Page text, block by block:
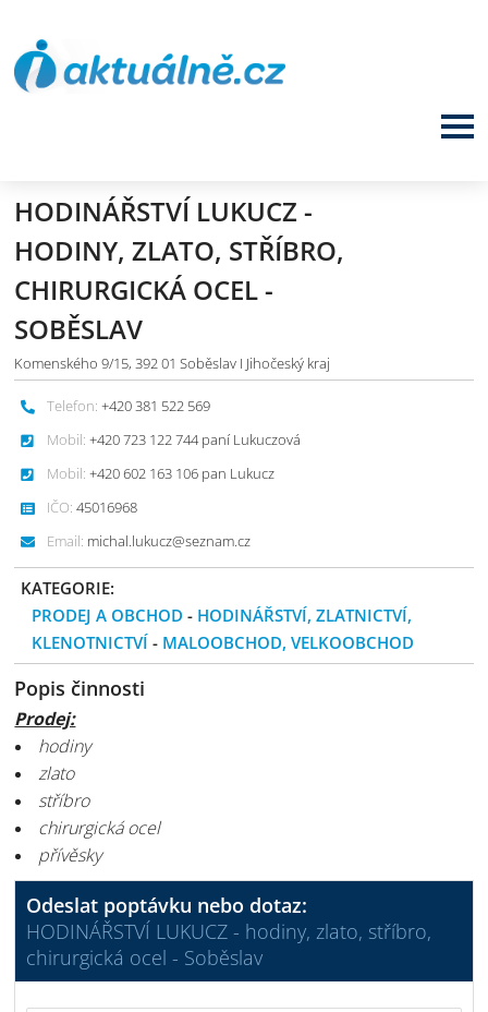
HODINÁŘSTVÍ LUKUCZ -
HODINY, ZLATO, STŘÍBRO,
CHIRURGICKÁ OCEL -
SOBĚSLAV
Komenského 9/15, 392 01 Soběslav I Jihočeský kraj
Telefon: +420 381 522 569
Mobil: +420 723 122 744 paní Lukuczová
Mobil: +420 602 163 106 pan Lukucz
IČO: 45016968
Email: michal.lukucz@seznam.cz
KATEGORIE:
PRODEJ A OBCHOD - HODINÁŘSTVÍ, ZLATNICTVÍ,
KLENOTNICTVÍ - MALOOBCHOD, VELKOOBCHOD
Popis činnosti
Prodej:
hodiny
zlato
stříbro
chirurgická ocel
přívěsky
Odeslat poptávku nebo dotaz:
HODINÁŘSTVÍ LUKUCZ - hodiny, zlato, stříbro,
chirurgická ocel - Soběslav